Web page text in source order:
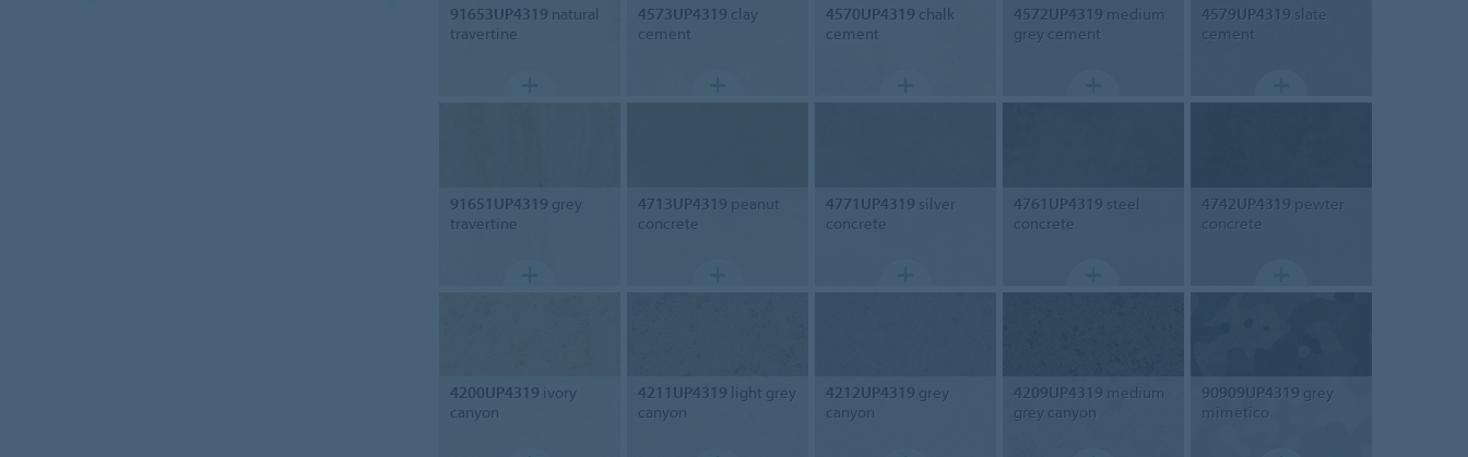
91653UP4319 natural
travertine
4573UP4319 clay
cement
4570UP4319 chalk
cement
4572UP4319 medium
grey cement
4579UP4319 slate
cement
91651UP4319 grey
travertine
4713UP4319 peanut
concrete
4771UP4319 silver
concrete
4761UP4319 steel
concrete
4742UP4319 pewter
concrete
4200UP4319 ivory
canyon
4211UP4319 light grey
canyon
4212UP4319 grey
canyon
4209UP4319 medium
grey canyon
90909UP4319 grey
mimetico